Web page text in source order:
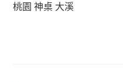
o
桃園 神​​桌 大溪